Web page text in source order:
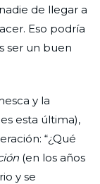
de llegar a
Eso podría
ser un buen
y la
esta última),
“¿Qué
(en los años
y se